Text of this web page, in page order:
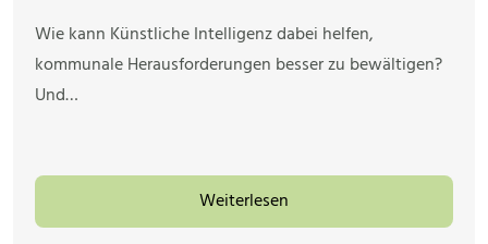
Wie kann Künstliche Intelligenz dabei helfen,
kommunale Herausforderungen besser zu bewältigen?
Und…
Weiterlesen